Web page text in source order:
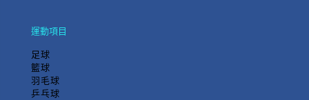
運動項目
足球
籃球
羽毛球
乒乓球